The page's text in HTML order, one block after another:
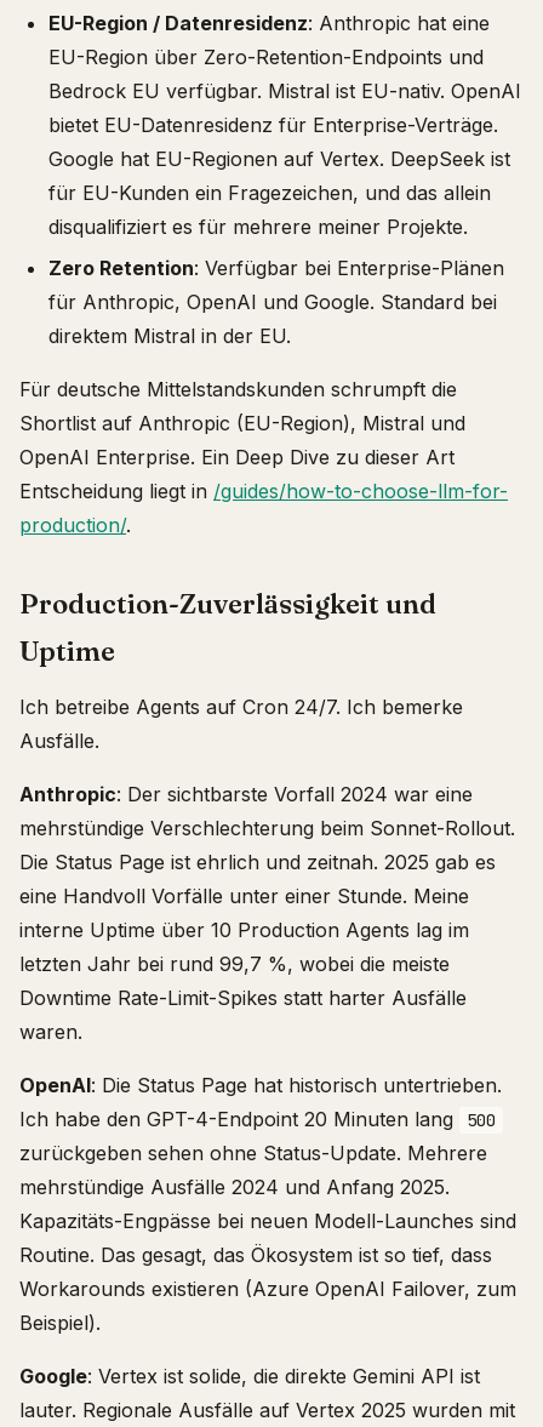
EU-Region / Datenresidenz: Anthropic hat eine
EU-Region über Zero-Retention-Endpoints und
Bedrock EU verfügbar. Mistral ist EU-nativ. OpenAI
bietet EU-Datenresidenz für Enterprise-Verträge.
Google hat EU-Regionen auf Vertex. DeepSeek ist
für EU-Kunden ein Fragezeichen, und das allein
disqualifiziert es für mehrere meiner Projekte.
Zero Retention: Verfügbar bei Enterprise-Plänen
für Anthropic, OpenAI und Google. Standard bei
direktem Mistral in der EU.
Für deutsche Mittelstandskunden schrumpft die
Shortlist auf Anthropic (EU-Region), Mistral und
OpenAI Enterprise. Ein Deep Dive zu dieser Art
Entscheidung liegt in /guides/how-to-choose-llm-for-
production/.
Production-Zuverlässigkeit und
Uptime
Ich betreibe Agents auf Cron 24/7. Ich bemerke
Ausfälle.
Anthropic: Der sichtbarste Vorfall 2024 war eine
mehrstündige Verschlechterung beim Sonnet-Rollout.
Die Status Page ist ehrlich und zeitnah. 2025 gab es
eine Handvoll Vorfälle unter einer Stunde. Meine
interne Uptime über 10 Production Agents lag im
letzten Jahr bei rund 99,7 %, wobei die meiste
Downtime Rate-Limit-Spikes statt harter Ausfälle
waren.
OpenAI: Die Status Page hat historisch untertrieben.
Ich habe den GPT-4-Endpoint 20 Minuten lang
500
zurückgeben sehen ohne Status-Update. Mehrere
mehrstündige Ausfälle 2024 und Anfang 2025.
Kapazitäts-Engpässe bei neuen Modell-Launches sind
Routine. Das gesagt, das Ökosystem ist so tief, dass
Workarounds existieren (Azure OpenAI Failover, zum
Beispiel).
Google: Vertex ist solide, die direkte Gemini API ist
lauter. Regionale Ausfälle auf Vertex 2025 wurden mit